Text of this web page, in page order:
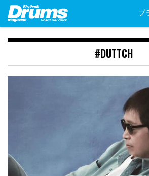
Skip
content
プ
#DUTTCH